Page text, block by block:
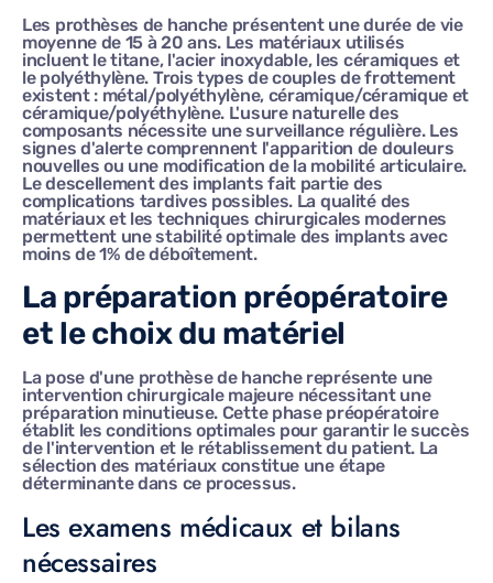
Les prothèses de hanche présentent une durée de vie
moyenne de 15 à 20 ans. Les matériaux utilisés
incluent le titane, l'acier inoxydable, les céramiques et
le polyéthylène. Trois types de couples de frottement
existent : métal/polyéthylène, céramique/céramique et
céramique/polyéthylène. L'usure naturelle des
composants nécessite une surveillance régulière. Les
signes d'alerte comprennent l'apparition de douleurs
nouvelles ou une modification de la mobilité articulaire.
Le descellement des implants fait partie des
complications tardives possibles. La qualité des
matériaux et les techniques chirurgicales modernes
permettent une stabilité optimale des implants avec
moins de 1% de déboîtement.
La préparation préopératoire
et le choix du matériel
La pose d'une prothèse de hanche représente une
intervention chirurgicale majeure nécessitant une
préparation minutieuse. Cette phase préopératoire
établit les conditions optimales pour garantir le succès
de l'intervention et le rétablissement du patient. La
sélection des matériaux constitue une étape
déterminante dans ce processus.
Les examens médicaux et bilans
nécessaires